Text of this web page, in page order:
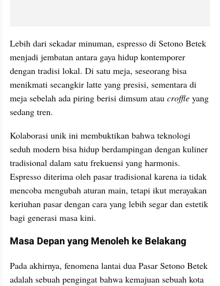
​Lebih dari sekadar minuman, espresso di Setono Betek
menjadi jembatan antara gaya hidup kontemporer
dengan tradisi lokal. Di satu meja, seseorang bisa
menikmati secangkir latte yang presisi, sementara di
meja sebelah ada piring berisi dimsum atau croffle yang
sedang tren.
Kolaborasi unik ini membuktikan bahwa teknologi
seduh modern bisa hidup berdampingan dengan kuliner
tradisional dalam satu frekuensi yang harmonis.
Espresso diterima oleh pasar tradisional karena ia tidak
mencoba mengubah aturan main, tetapi ikut merayakan
keriuhan pasar dengan cara yang lebih segar dan estetik
bagi generasi masa kini.
Masa Depan yang Menoleh ke Belakang
​Pada akhirnya, fenomena lantai dua Pasar Setono Betek
adalah sebuah pengingat bahwa kemajuan sebuah kota